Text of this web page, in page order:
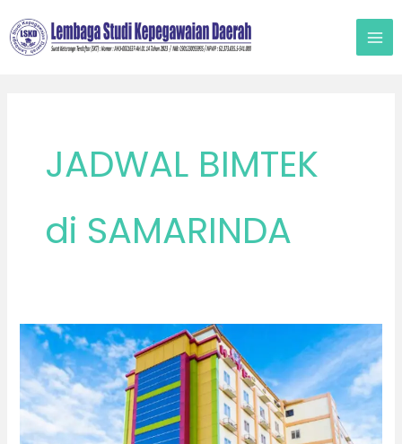
ke
konten
JADWAL BIMTEK
di SAMARINDA
Bimtek
di
Samarinda